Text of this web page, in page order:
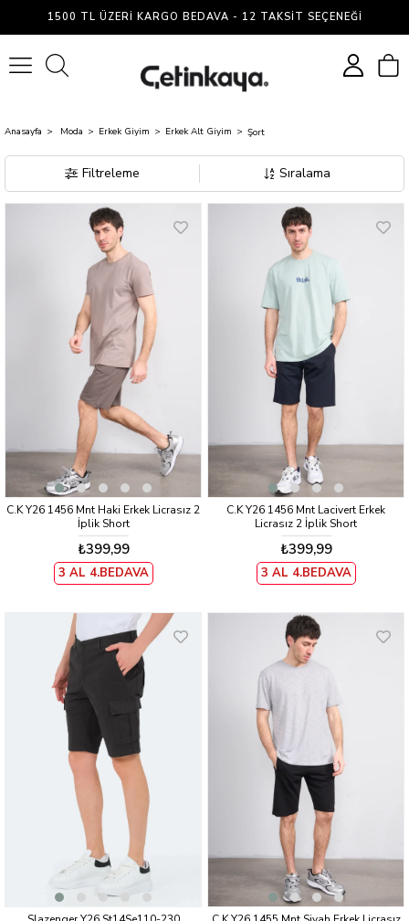
1500 TL ÜZERI KARGO BEDAVA - 12 TAKSIT SEÇENEĞI
Anasayfa Moda Erkek Giyim Erkek Alt Giyim Şort
Filtreleme Sıralama
C.K Y26 1456 Mnt Haki Erkek Licrasız 2
İplik Short
₺399,99
3 AL 4.BEDAVA
C.K Y26 1456 Mnt Lacivert Erkek
Licrasız 2 İplik Short
₺399,99
3 AL 4.BEDAVA